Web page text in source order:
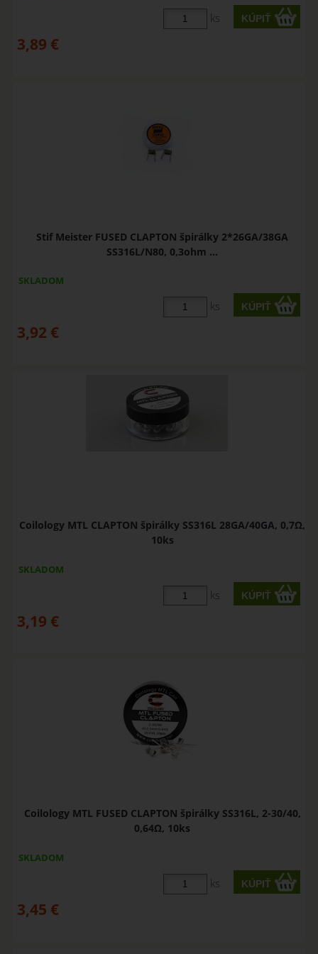
ks
3,89 €
Stif Meister FUSED CLAPTON špirálky 2*26GA/38GA
SS316L/N80, 0,3ohm ...
SKLADOM
ks
3,92 €
Coilology MTL CLAPTON špirálky SS316L 28GA/40GA, 0,7Ω,
10ks
SKLADOM
ks
3,19 €
Coilology MTL FUSED CLAPTON špirálky SS316L, 2-30/40,
0,64Ω, 10ks
SKLADOM
ks
3,45 €